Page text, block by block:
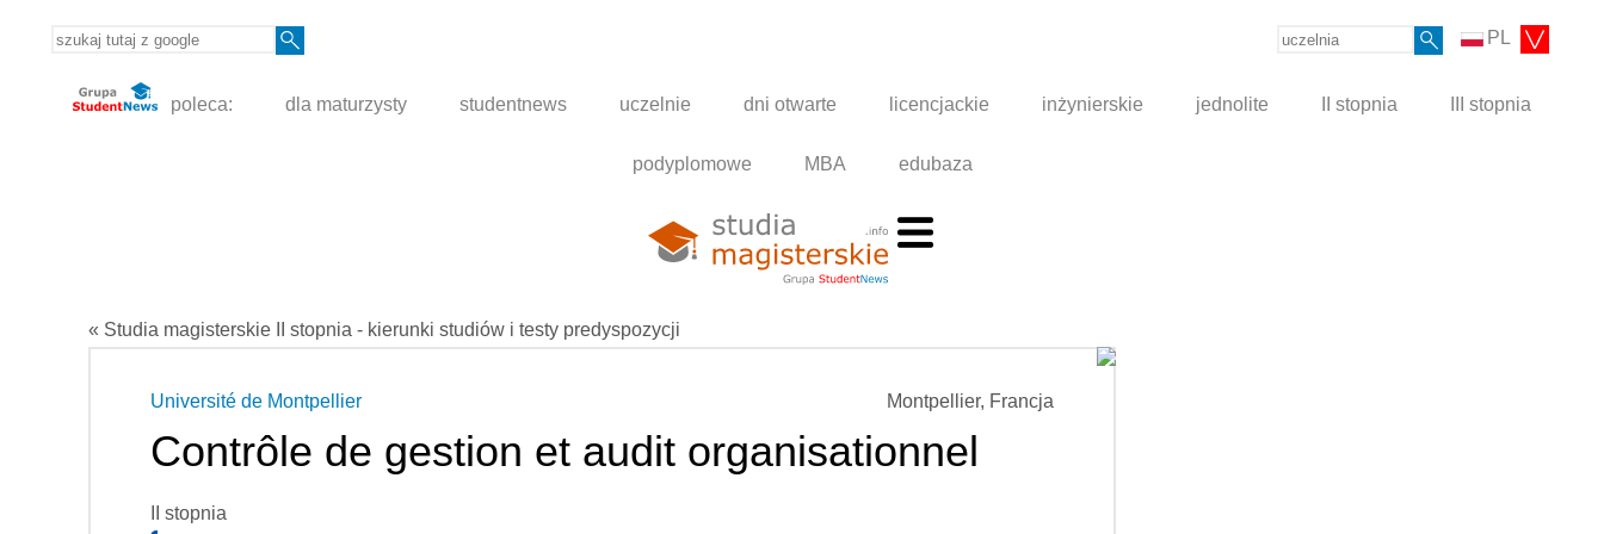
PL
poleca: dla maturzysty studentnews uczelnie dni otwarte licencjackie inżynierskie jednolite II stopnia III stopnia
podyplomowe MBA edubaza
« Studia magisterskie II stopnia - kierunki studiów i testy predyspozycji
Montpellier, Francja
Université de Montpellier
Contrôle de gestion et audit organisationnel
II stopnia